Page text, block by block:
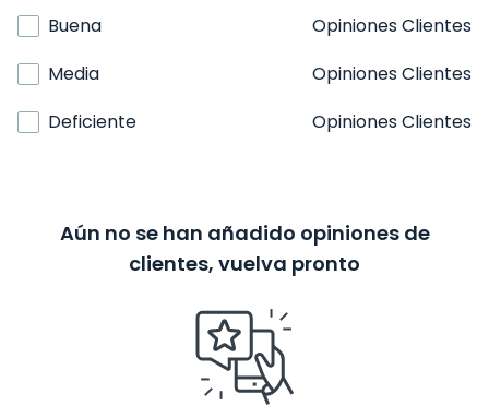
Buena
Opiniones Clientes
Media
Opiniones Clientes
Deficiente
Opiniones Clientes
Aún no se han añadido opiniones de
clientes, vuelva pronto